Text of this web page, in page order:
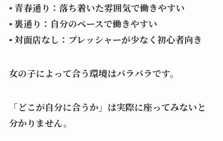
• 青春通り：落ち着いた雰囲気で働きやすい
• 裏通り：自分のペースで働きやすい
• 対面店なし：プレッシャーが少なく初心者向き
女の子によって合う環境はバラバラです。
「どこが自分に合うか」は実際に座ってみないと
分かりません。